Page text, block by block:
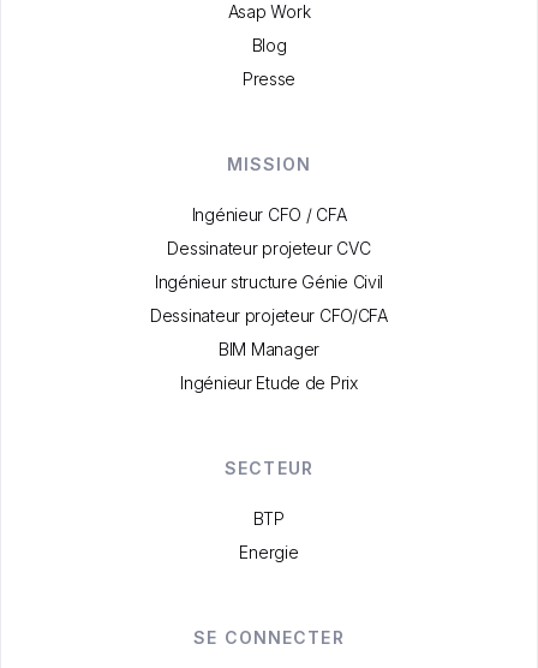
Asap Work
Blog
Presse
MISSION
Ingénieur CFO / CFA
Dessinateur projeteur CVC
Ingénieur structure Génie Civil
Dessinateur projeteur CFO/CFA
BIM Manager
Ingénieur Etude de Prix
SECTEUR
BTP
Energie
SE CONNECTER